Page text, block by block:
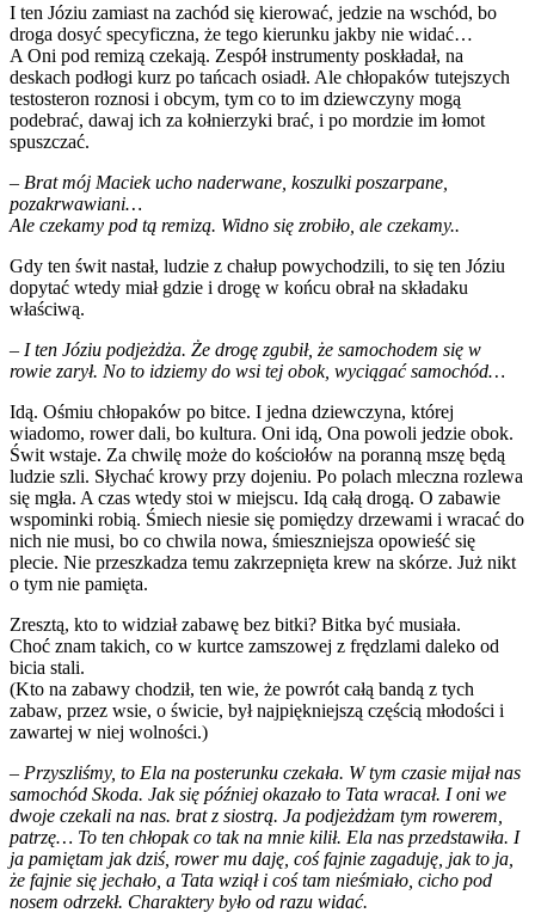
I ten Józiu zamiast na zachód się kierować, jedzie na wschód, bo
droga dosyć specyficzna, że tego kierunku jakby nie widać…
A Oni pod remizą czekają. Zespół instrumenty poskładał, na
deskach podłogi kurz po tańcach osiadł. Ale chłopaków tutejszych
testosteron roznosi i obcym, tym co to im dziewczyny mogą
podebrać, dawaj ich za kołnierzyki brać, i po mordzie im łomot
spuszczać.
– Brat mój Maciek ucho naderwane, koszulki poszarpane,
pozakrwawiani…
Ale czekamy pod tą remizą. Widno się zrobiło, ale czekamy..
Gdy ten świt nastał, ludzie z chałup powychodzili, to się ten Józiu
dopytać wtedy miał gdzie i drogę w końcu obrał na składaku
właściwą.
– I ten Józiu podjeżdża. Że drogę zgubił, że samochodem się w
rowie zarył. No to idziemy do wsi tej obok, wyciągać samochód…
Idą. Ośmiu chłopaków po bitce. I jedna dziewczyna, której
wiadomo, rower dali, bo kultura. Oni idą, Ona powoli jedzie obok.
Świt wstaje. Za chwilę może do kościołów na poranną mszę będą
ludzie szli. Słychać krowy przy dojeniu. Po polach mleczna rozlewa
się mgła. A czas wtedy stoi w miejscu. Idą całą drogą. O zabawie
wspominki robią. Śmiech niesie się pomiędzy drzewami i wracać do
nich nie musi, bo co chwila nowa, śmieszniejsza opowieść się
plecie. Nie przeszkadza temu zakrzepnięta krew na skórze. Już nikt
o tym nie pamięta.
Zresztą, kto to widział zabawę bez bitki? Bitka być musiała.
Choć znam takich, co w kurtce zamszowej z frędzlami daleko od
bicia stali.
(Kto na zabawy chodził, ten wie, że powrót całą bandą z tych
zabaw, przez wsie, o świcie, był najpiękniejszą częścią młodości i
zawartej w niej wolności.)
– Przyszliśmy, to Ela na posterunku czekała. W tym czasie mijał nas
samochód Skoda. Jak się później okazało to Tata wracał. I oni we
dwoje czekali na nas. brat z siostrą. Ja podjeżdżam tym rowerem,
patrzę… To ten chłopak co tak na mnie kilił. Ela nas przedstawiła. I
ja pamiętam jak dziś, rower mu daję, coś fajnie zagaduję, jak to ja,
że fajnie się jechało, a Tata wziął i coś tam nieśmiało, cicho pod
nosem odrzekł. Charaktery było od razu widać.